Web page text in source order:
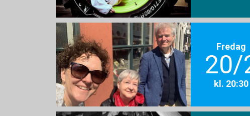
Fredag
20/
kl. 20:30